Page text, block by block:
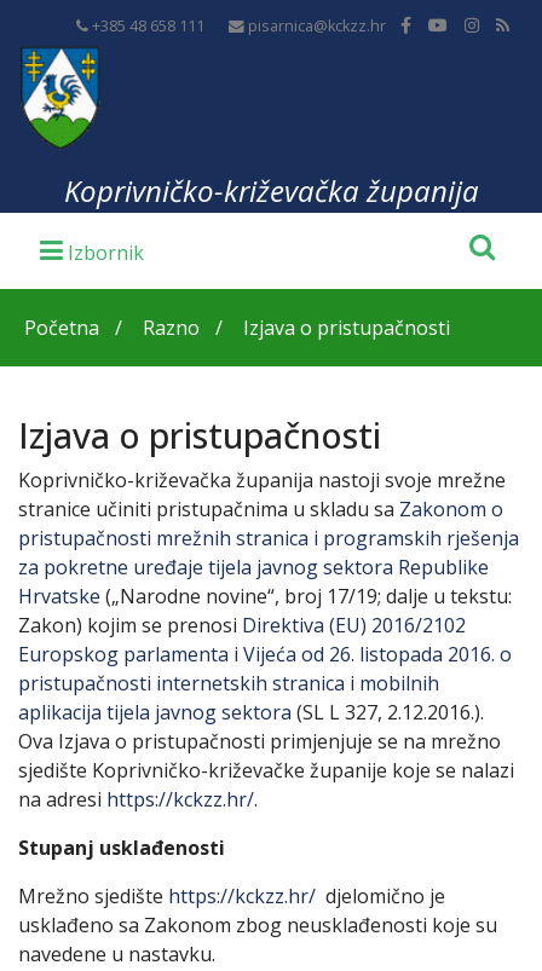
+385 48 658 111 pisarnica@kckzz.hr
Koprivničko-križevačka županija
Početna Razno Izjava o pristupačnosti
Izjava o pristupačnosti
Koprivničko-križevačka županija nastoji svoje mrežne
stranice učiniti pristupačnima u skladu sa Zakonom o
pristupačnosti mrežnih stranica i programskih rješenja
za pokretne uređaje tijela javnog sektora Republike
Hrvatske („Narodne novine“, broj 17/19; dalje u tekstu:
Zakon) kojim se prenosi Direktiva (EU) 2016/2102
Europskog parlamenta i Vijeća od 26. listopada 2016. o
pristupačnosti internetskih stranica i mobilnih
aplikacija tijela javnog sektora (SL L 327, 2.12.2016.).
Ova Izjava o pristupačnosti primjenjuje se na mrežno
sjedište Koprivničko-križevačke županije koje se nalazi
na adresi https://kckzz.hr/.
Stupanj usklađenosti
Mrežno sjedište https://kckzz.hr/ djelomično je
usklađeno sa Zakonom zbog neusklađenosti koje su
navedene u nastavku.